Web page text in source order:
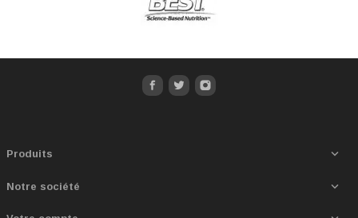
Produits 
Notre société 